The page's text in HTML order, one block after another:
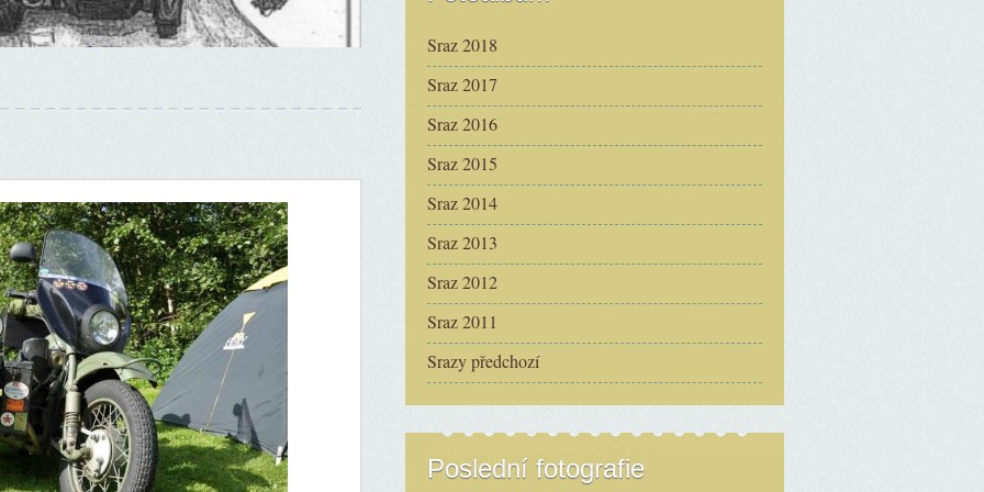
Sraz 2018
Sraz 2017
Sraz 2016
Sraz 2015
Sraz 2014
Sraz 2013
Sraz 2012
Sraz 2011
Srazy předchozí
Poslední fotografie